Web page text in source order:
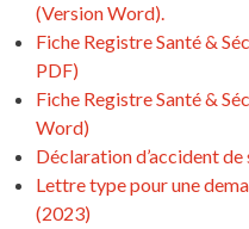
(Version Word).
Fiche Registre Santé &
PDF)
Fiche Registre Santé &
Word)
Déclaration d’accident
Lettre type pour une
(2023)